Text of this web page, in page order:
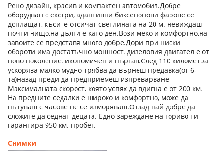
Рено дизайн, красив и компактен автомобил.Добре
оборудван с екстри, адаптивни биксенонови фарове се
доплащат, късите отсичат светлината на 20 м. невиждаш
почти нищо,на дълги е като ден.Вози меко и комфортно,на
завоите се представя много добре.Дори при ниски
обороти има достатъчно мощност, дизеловия двигател е от
ново поколение, икономичен и пъргав.След 110 километра
ускорява малко мудно трябва да върнеш предавка(от 6-
та)назад преди да предприемеш изпреварване.
Максималната скорост, която успях да вдигна е от 200 км.
На предните седалки е широко и комфортно, може да
пътуваш с часове не се изморяваш.Отзад най добре да
сложите да седнат децата. Едно зареждане на гориво ти
гарантира 950 км. пробег.
Снимки